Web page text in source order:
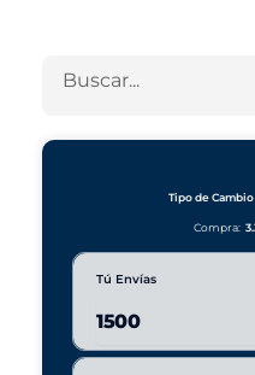
c
Tipo de Cambio
Compra:
Tú Envías
sí